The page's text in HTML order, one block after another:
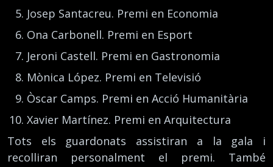
Josep Santacreu. Premi en Economia
Ona Carbonell. Premi en Esport
Jeroni Castell. Premi en Gastronomia
Mònica López. Premi en Televisió
Òscar Camps. Premi en Acció Humanitària
Xavier Martínez. Premi en Arquitectura
Tots els guardonats assistiran a la gala i
recolliran personalment el premi. També